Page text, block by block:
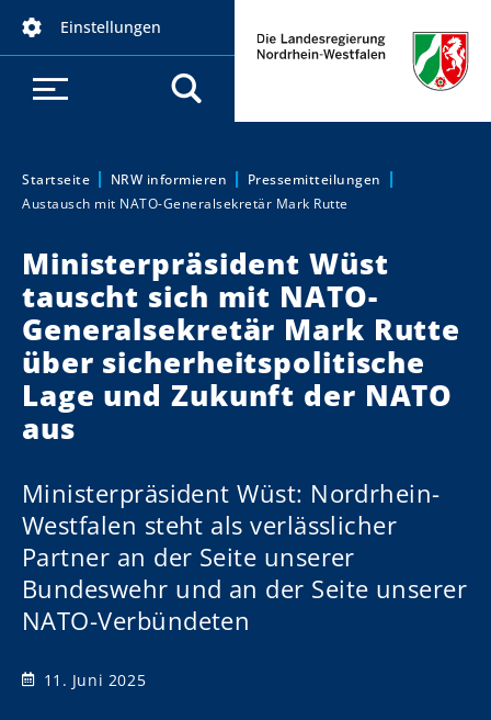
Einstellungen
Sie sind hier:
Startseite NRW informieren
Pressemitteilungen
Austausch mit NATO-Generalsekretär Mark Rutte
Ministerpräsident Wüst
tauscht sich mit NATO-
Generalsekretär Mark Rutte
über sicherheitspolitische
Lage und Zukunft der NATO
aus
Ministerpräsident Wüst: Nordrhein-
Westfalen steht als verlässlicher
Partner an der Seite unserer
Bundeswehr und an der Seite unserer
NATO-Verbündeten
11. Juni 2025